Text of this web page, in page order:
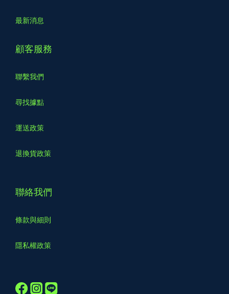
最新消息
顧客服務
聯繫我們
尋找據點
運送政策
退換貨政策
聯絡我們
條款與細則
隱私權政策